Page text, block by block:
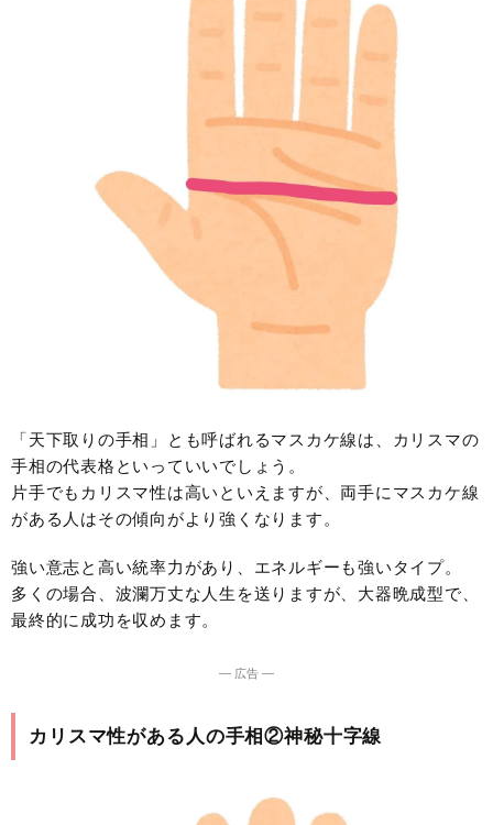
「天下取りの手相」とも呼ばれるマスカケ線は、カリスマの
手相の代表格といっていいでしょう。
片手でもカリスマ性は高いといえますが、両手にマスカケ線
がある人はその傾向がより強くなります。
強い意志と高い統率力があり、エネルギーも強いタイプ。
多くの場合、波瀾万丈な人生を送りますが、大器晩成型で、
最終的に成功を収めます。
― 広告 ―
カリスマ性がある人の手相②神秘十字線